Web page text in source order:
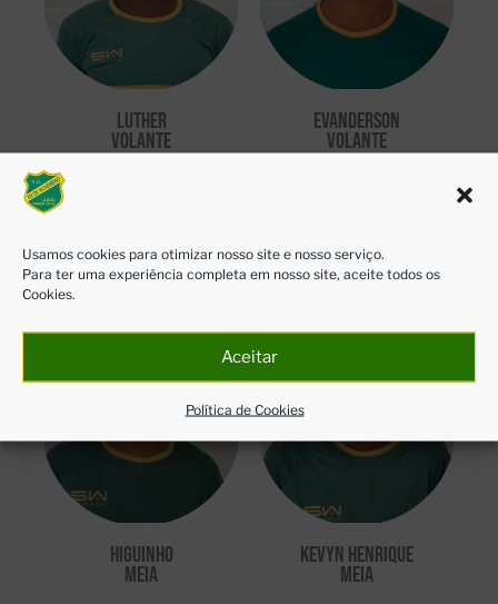
Usamos cookies para otimizar nosso site e nosso serviço.
Para ter uma experiência completa em nosso site, aceite todos os
Cookies.
Aceitar
Política de Cookies
Luther
VOLANTE
evanderson
VOLANTE
meias
HIGUINHO
MEIA
Kevyn Henrique
meia